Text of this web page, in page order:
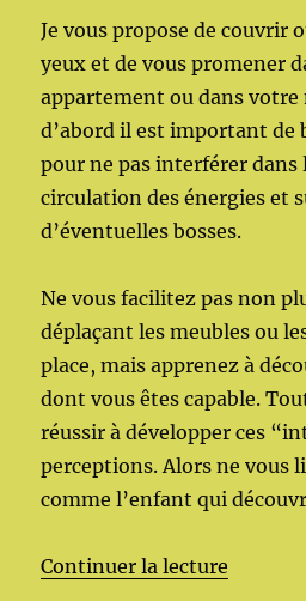
Je vous propose de couvrir
yeux et de vous promener
appartement ou dans votre
d’abord il est important de
pour ne pas interférer
circulation des énergies et
d’éventuelles bosses.
Ne vous facilitez pas non
déplaçant les meubles ou
place, mais apprenez à
dont vous êtes capable.
réussir à développer ces
perceptions. Alors ne vous
comme l’enfant qui
Continuer la lecture